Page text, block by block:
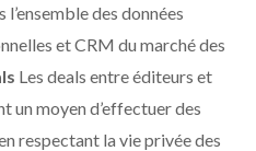
des données
et CRM du marché des
Les deals entre éditeurs et
un moyen d’effectuer des
respectant la vie privée des